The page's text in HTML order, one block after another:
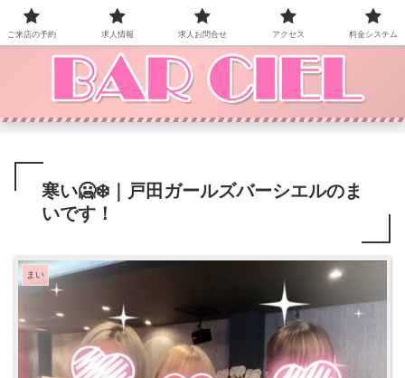
BAR CIEL！ご来店お待ちしています。
寒い🥶❄️｜戸田ガールズバーシエルのま
いです！
まい
ご来店の予約 求人情報 求人お問合せ アクセス 料金システム